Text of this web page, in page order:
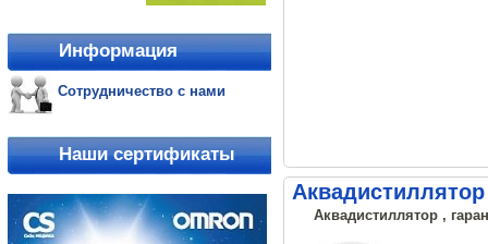
Информация
Сотрудничество с нами
Наши сертификаты
Аквадистиллятор ,